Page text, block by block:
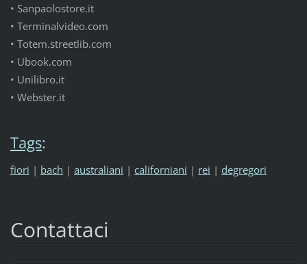
• Sanpaolostore.it
• Terminalvideo.com
• Totem.streetlib.com
• Ubook.com
• Unilibro.it
• Webster.it
Tags:
fiori | bach | australiani | californiani | rei | degregori
Contattaci